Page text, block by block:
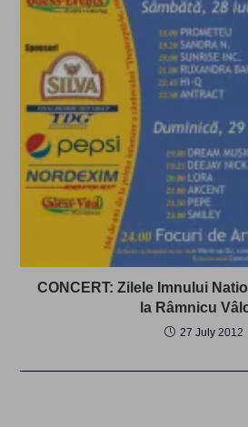
CONCERT: Zilele Imnului
la Râmnicu
27 July 2012